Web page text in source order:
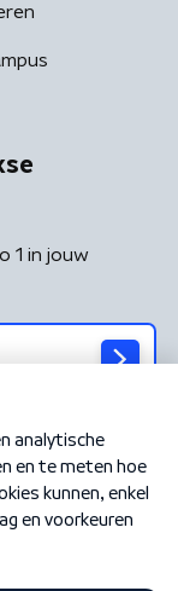
1 in jouw